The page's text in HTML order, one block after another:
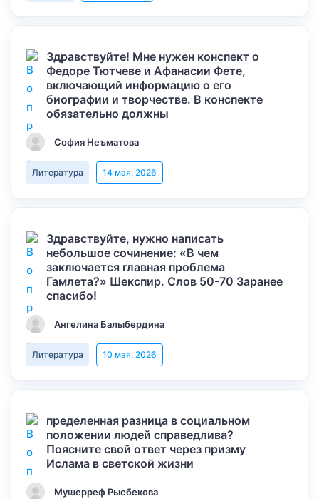
Здравствуйте! Мне нужен конспект о
Федоре Тютчеве и Афанасии Фете,
включающий информацию о его
биографии и творчестве. В конспекте
обязательно должны
София Неъматова
Литература 14 мая, 2026
Здравствуйте, нужно написать
небольшое сочинение: «В чем
заключается главная проблема
Гамлета?» Шекспир. Слов 50-70 Заранее
спасибо!
Ангелина Балыбердина
Литература 10 мая, 2026
пределенная разница в социальном
положении людей справедлива?
Поясните свой ответ через призму
Ислама в светской жизни
Мушерреф Рысбекова